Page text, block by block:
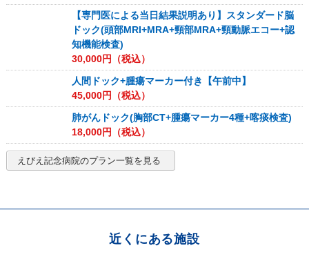
【専門医による当日結果説明あり】スタンダード脳
ドック(頭部MRI+MRA+頸部MRA+頸動脈エコー+認
知機能検査)
30,000円（税込）
人間ドック+腫瘍マーカー付き【午前中】
45,000円（税込）
肺がんドック(胸部CT+腫瘍マーカー4種+喀痰検査)
18,000円（税込）
えびえ記念病院のプラン一覧を見る
近くにある施設